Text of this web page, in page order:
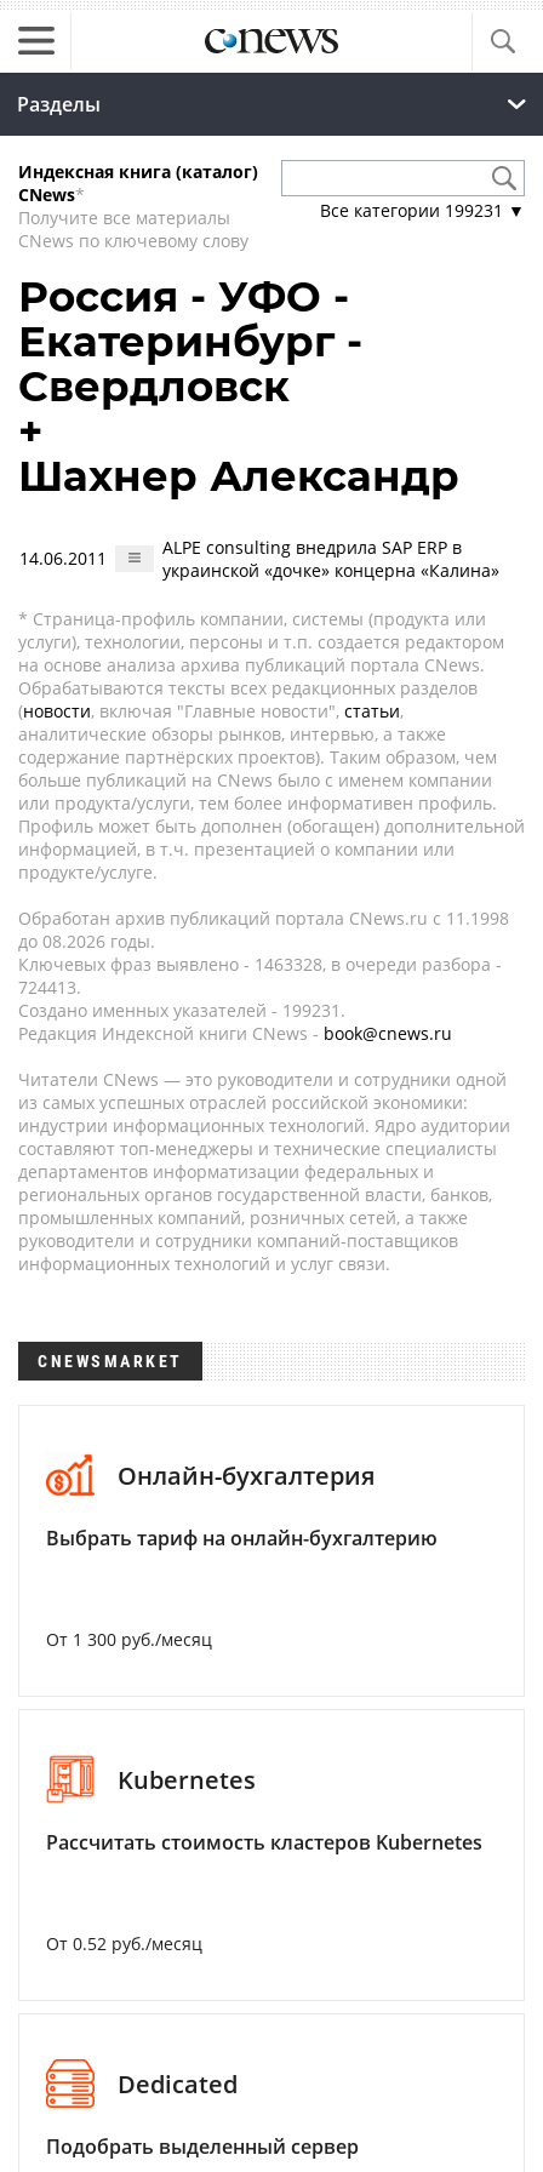
Разделы
Индексная книга (каталог)
CNews*
Получите все материалы
CNews по ключевому слову
Все категории 199231 ▼
Россия - УФО -
Екатеринбург -
Свердловск
+
Шахнер Александр
14.06.2011
ALPE consulting внедрила SAP ERP в
украинской «дочке» концерна «Калина»
* Страница-профиль компании, системы (продукта или
услуги), технологии, персоны и т.п. создается редактором
на основе анализа архива публикаций портала CNews.
Обрабатываются тексты всех редакционных разделов
(новости, включая "Главные новости", статьи,
аналитические обзоры рынков, интервью, а также
содержание партнёрских проектов). Таким образом, чем
больше публикаций на CNews было с именем компании
или продукта/услуги, тем более информативен профиль.
Профиль может быть дополнен (обогащен) дополнительной
информацией, в т.ч. презентацией о компании или
продукте/услуге.
Обработан архив публикаций портала CNews.ru c 11.1998
до 08.2026 годы.
Ключевых фраз выявлено - 1463328, в очереди разбора -
724413.
Создано именных указателей - 199231.
Редакция Индексной книги CNews - book@cnews.ru
Читатели CNews — это руководители и сотрудники одной
из самых успешных отраслей российской экономики:
индустрии информационных технологий. Ядро аудитории
составляют топ-менеджеры и технические специалисты
департаментов информатизации федеральных и
региональных органов государственной власти, банков,
промышленных компаний, розничных сетей, а также
руководители и сотрудники компаний-поставщиков
информационных технологий и услуг связи.
CNEWSMARKET
Онлайн-бухгалтерия
Выбрать тариф на онлайн-бухгалтерию
От 1 300 руб./месяц
Kubernetes
Рассчитать стоимость кластеров Kubernetes
От 0.52 руб./месяц
Dedicated
Подобрать выделенный сервер